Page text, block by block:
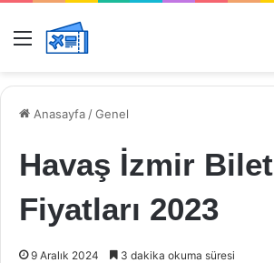
Menü
Anasayfa /Genel
Havaş İzmir Bilet
Fiyatları 2023
9 Aralık 2024 3 dakika okuma süresi